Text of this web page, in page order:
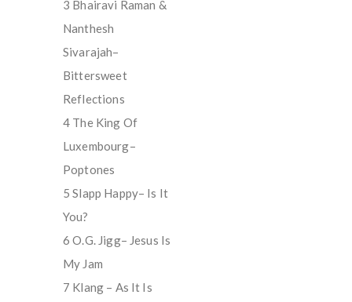
3 Bhairavi Raman &
Nanthesh
Sivarajah–
Bittersweet
Reflections
4 The King Of
Luxembourg–
Poptones
5 Slapp Happy– Is It
You?
6 O.G. Jigg– Jesus Is
My Jam
7 Klang – As It Is